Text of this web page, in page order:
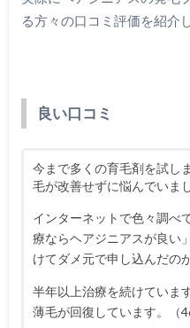
る方々の口コミ評価を紹介
良い口コミ
今まで多くの育毛剤を試し
毛が改善せずに悩んでいまし
インターネットで色々調べ
療ならヘアジニアスが良い
けてダメ元で申し込んだの
半年以上治療を続けていま
薄毛が回復しています。（